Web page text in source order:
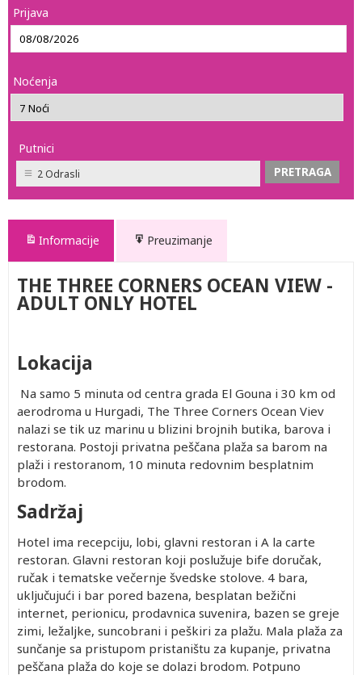
Prijava
Noćenja
Putnici
2 Odrasli
Informacije Preuzimanje
THE THREE CORNERS OCEAN VIEW -
ADULT ONLY HOTEL
Lokacija
Na samo 5 minuta od centra grada El Gouna i 30 km od
aerodroma u Hurgadi, The Three Corners Ocean Viev
nalazi se tik uz marinu u blizini brojnih butika, barova i
restorana. Postoji privatna peščana plaža sa barom na
plaži i restoranom, 10 minuta redovnim besplatnim
brodom.
Sadržaj
Hotel ima recepciju, lobi, glavni restoran i A la carte
restoran. Glavni restoran koji poslužuje bife doručak,
ručak i tematske večernje švedske stolove. 4 bara,
uključujući i bar pored bazena, besplatan bežični
internet, perionicu, prodavnica suvenira, bazen se greje
zimi, ležaljke, suncobrani i peškiri za plažu. Mala plaža za
sunčanje sa pristupom pristaništu za kupanje, privatna
peščana plaža do koje se dolazi brodom. Potpuno